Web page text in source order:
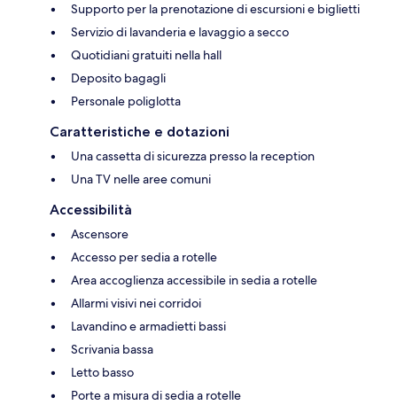
Supporto per la prenotazione di escursioni e biglietti
Servizio di lavanderia e lavaggio a secco
Quotidiani gratuiti nella hall
Deposito bagagli
Personale poliglotta
Caratteristiche e dotazioni
Una cassetta di sicurezza presso la reception
Una TV nelle aree comuni
Accessibilità
Ascensore
Accesso per sedia a rotelle
Area accoglienza accessibile in sedia a rotelle
Allarmi visivi nei corridoi
Lavandino e armadietti bassi
Scrivania bassa
Letto basso
Porte a misura di sedia a rotelle